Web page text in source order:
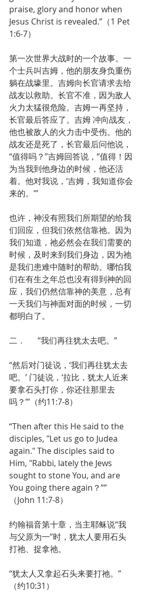
praise, glory and honor when
Jesus Christ is revealed.”（1 Pet
1:6-7）
第一次世界大战时的一个故事。一
个士兵叫吉姆，他的朋友身负重伤
躺在战壕里。吉姆向长官请求去给
战友以救助。长官不准，因为敌人
火力太猛很危险。吉姆一再坚持，
长官最后答应了。吉姆 冲向战友，
他也被敌人的火力击中受伤。他的
战友还是死了，长官最后问他说，
“值得吗？”吉姆回答说，“值得！因
为当我到他身边的时候，他还活
着。他对我说，‘吉姆，我知道你会
来的。’”
也许，神没有照我们所期望的给我
们回应，但我们依然信靠祂。因为
我们知道，祂必然会在我们需要的
时候，及时来到我们身边，因为祂
是我们患难中随时的帮助。哪怕我
们在有生之年总也没有得到神的回
应，我们仍然信靠神的美意，总有
一天我们与神面对面的时候，一切
都明白了。
二．      “我们再往犹太去吧。”
“然后对门徒说，‘我们再往犹太去
吧。’ 门徒说，‘拉比，犹太人近来
要拿石头打你，你还往那里去
吗？’”（约11:7-8）
“Then after this He said to the
disciples, "Let us go to Judea
again." The disciples said to
Him, "Rabbi, lately the Jews
sought to stone You, and are
You going there again？””
（John 11:7-8）
约翰福音第十章，当主耶稣说“我
与父原为一”时，犹太人要用石头
打祂、捉拿祂。
“犹太人又拿起石头来要打祂。”
（约10:31）